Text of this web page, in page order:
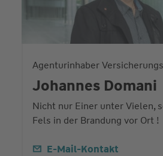
Agenturinhaber
Johannes Domani
Nicht nur Einer unter Vielen,
Fels in der Brandung vor Ort !
E-Mail-Kontakt